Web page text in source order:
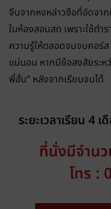
จีนจากหงหล่าวซือที่อัดจา
ในห้องสอนสด เพราะใช้ต
ความรู้ให้ตลอดจนจบคอร์
แน่นอน หากมีข้อสงสัยระห
พี่ฮั่น” หลังจากเรียนจบได้
ระยะเวลาเรียน 4
ที่นั่งมีจำน
โทร :